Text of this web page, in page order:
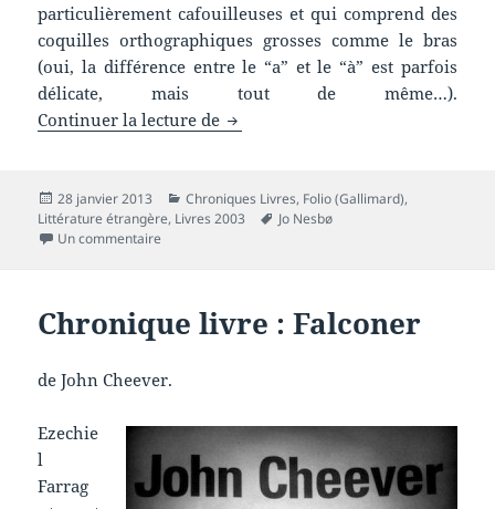
particulièrement cafouilleuses et qui comprend des
coquilles orthographiques grosses comme le bras
(oui, la différence entre le “a” et le “à” est parfois
délicate, mais tout de même…).
Continuer la lecture de Chronique livre : L’homme
Publié
le
28 janvier 2013 Catégories
Chroniques Livres, Folio (Gallimard),
Littérature étrangère, Livres 2003
Mots-
Jo Nesbø
Un commentaire
Chronique livre : Falconer
de John Cheever.
Ezechie
l
Farrag